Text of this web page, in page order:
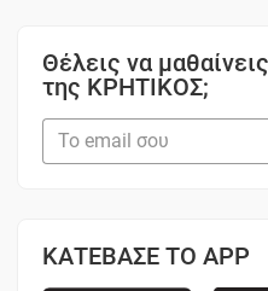
Θέλεις να
της ΚΡΗΤΙΚΟΣ;
ΚΑΤΕΒΑΣΕ ΤΟ APP